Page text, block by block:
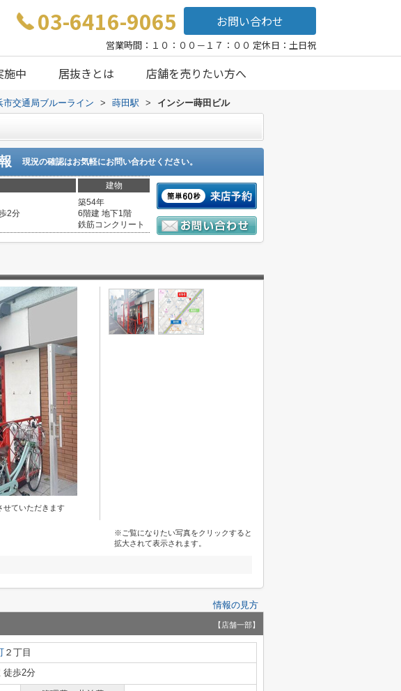
03-6416-9065 お問い合わせ
営業時間：１０：００－１７：００ 定休日：土日祝
施中 居抜きとは 店舗を売りたい方へ
市交通局ブルーライン > 蒔田駅 > インシー蒔田ビル
現況の確認はお気軽にお問い合わせください。
建物
2分
築54年
6階建 地下1階
鉄筋コンクリート
せていただきます
※ご覧になりたい写真をクリックすると
拡大されて表示されます。
情報の見方
【店舗一部】
２丁目
徒歩2分